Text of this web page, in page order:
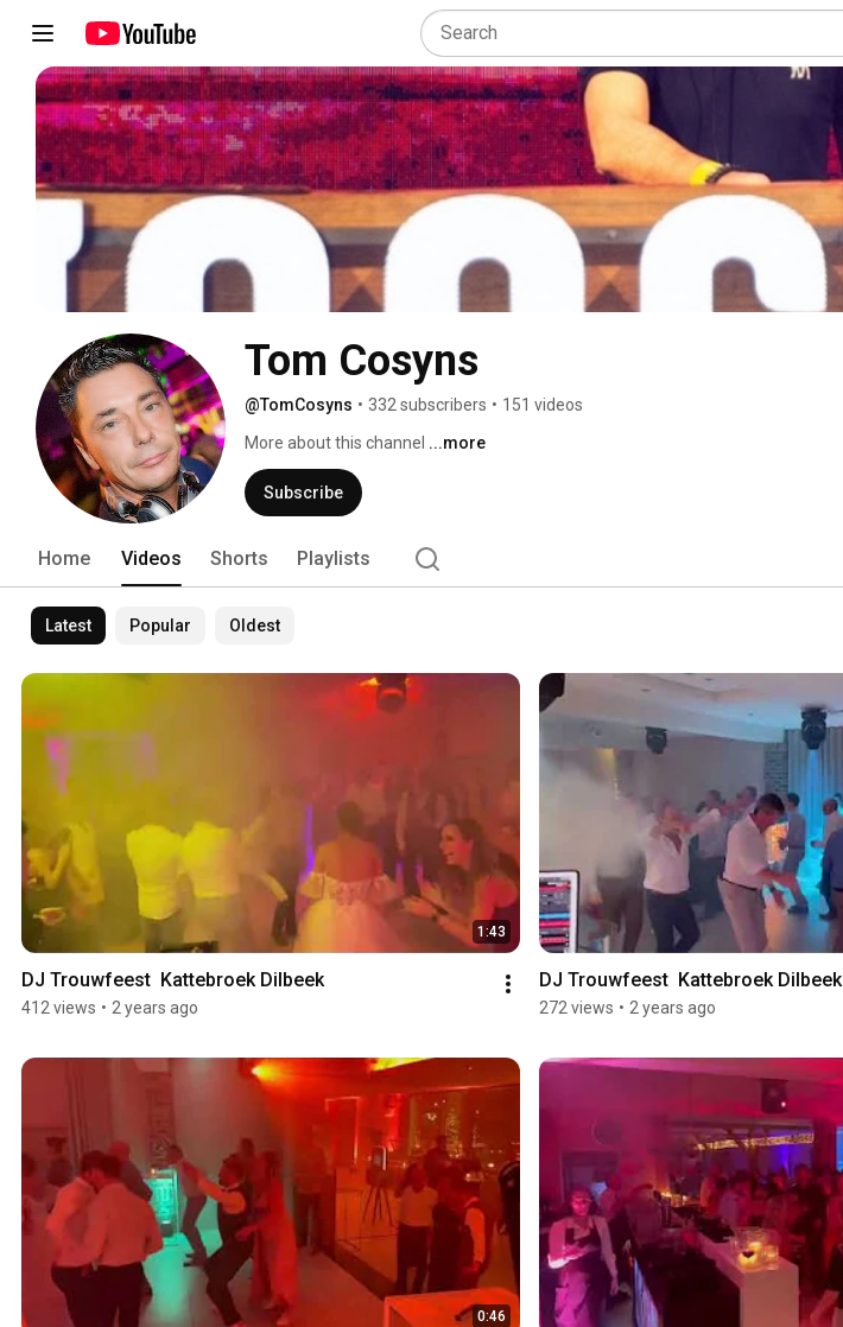
Tom Cosyns
@TomCosyns • 332 subscribers • 151 videos
More about this channel ...more
Subscribe
Home Videos Shorts Playlists
Latest Popular Oldest
1:43
DJ Trouwfeest  Kattebroek Dilbeek
412 views • 2 years ago
DJ Trouwfeest  Kattebroek Dilbeek
272 views • 2 years ago
0:46